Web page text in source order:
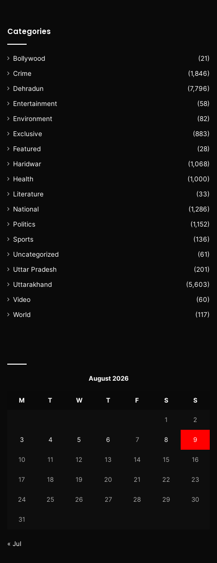
Categories
Bollywood
(21)
Crime
(1,846)
Dehradun
(7,796)
Entertainment
(58)
Environment
(82)
Exclusive
(883)
Featured
(28)
Haridwar
(1,068)
Health
(1,000)
Literature
(33)
National
(1,286)
Politics
(1,152)
Sports
(136)
Uncategorized
(61)
Uttar Pradesh
(201)
Uttarakhand
(5,603)
Video
(60)
World
(117)
August 2026
M T W T F S S
1 2
3 4 5 6 7 8 9
10 11 12 13 14 15 16
17 18 19 20 21 22 23
24 25 26 27 28 29 30
31
« Jul